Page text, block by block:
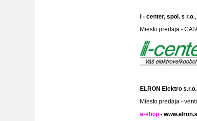
i - center, spol. s r.o.
Miesto predaja -
ELRON Elektro s.r.o.
Miesto predaja -
e-shop -